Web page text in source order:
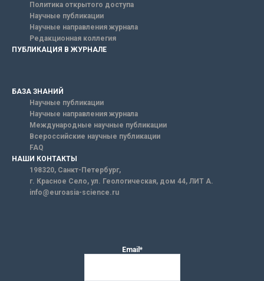
Политика открытого доступа
Научные публикации
Научные направления журнала
Редакционная коллегия
ПУБЛИКАЦИЯ В ЖУРНАЛЕ
БАЗА ЗНАНИЙ
Научные публикации
Научные направления журнала
Международные научные публикации
Всероссийские научные публикации
FAQ
НАШИ КОНТАКТЫ
198320, Санкт-Петербург,
г. Красное Село, ул. Геологическая, дом 44, ЛИТ А.
info@euroasia-science.ru
Email*